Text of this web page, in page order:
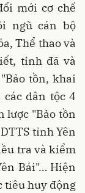
mới cơ chế
ngũ cán bộ
Thể thao và
tỉnh đã và
tồn, khai
dân tộc 4
lược "Bảo tồn
tỉnh Yên
tra và kiểm
Bái"… Hiện
tiêu huy động